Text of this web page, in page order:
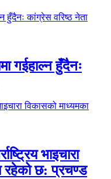
गईहाल्न हुँदैनः
भाइचारा
रहेको छ: प्रचण्ड